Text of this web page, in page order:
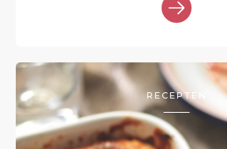
RECEPTEN